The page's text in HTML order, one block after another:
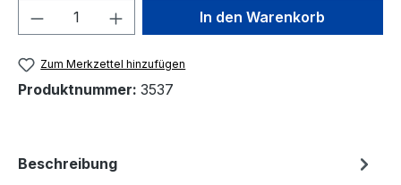
Produkt Anzahl: Gib denIn den Warenkorb
Zum Merkzettel hinzufügen
Produktnummer: 3537
Beschreibung